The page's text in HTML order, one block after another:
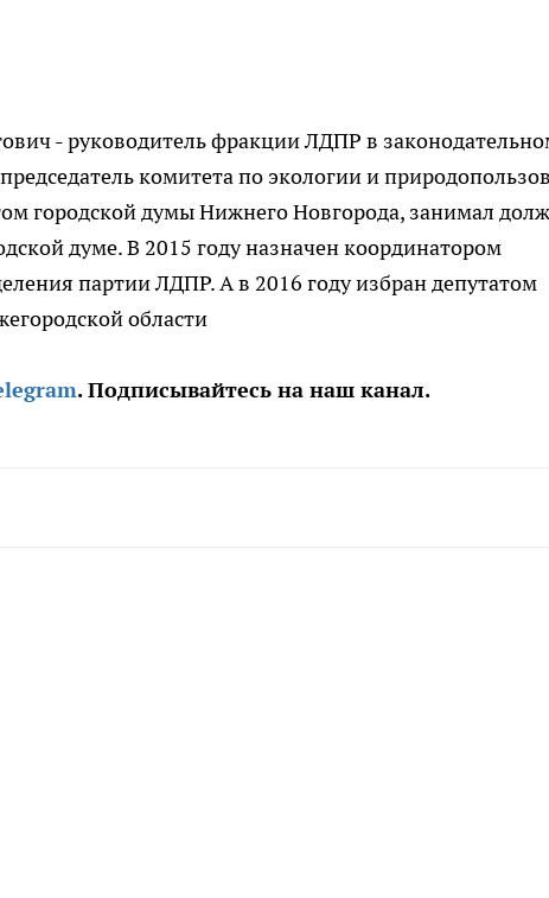
- руководитель фракции ЛДПР в
комитета по экологии и
городской думы Нижнего Новгорода, занимал
думе. В 2015 году назначен координатором
партии ЛДПР. А в 2016 году избран депутатом
области
. Подписывайтесь на наш канал.